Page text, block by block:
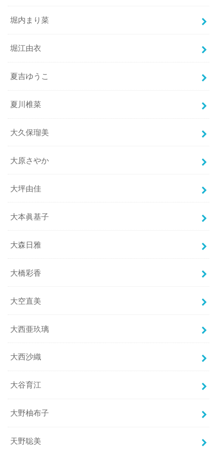
堀内まり菜
堀江由衣
夏吉ゆうこ
夏川椎菜
大久保瑠美
大原さやか
大坪由佳
大本眞基子
大森日雅
大橋彩香
大空直美
大西亜玖璃
大西沙織
大谷育江
大野柚布子
天野聡美